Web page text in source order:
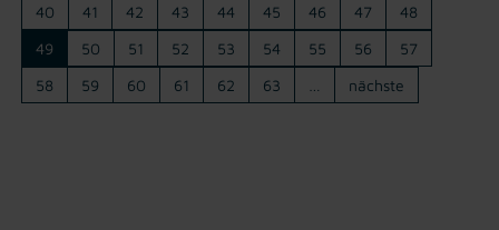
40
41 42 43 44 45 46 47
48
49
50 51 52 53 54 55 56
57
58
59 60 61 62 63 nächste